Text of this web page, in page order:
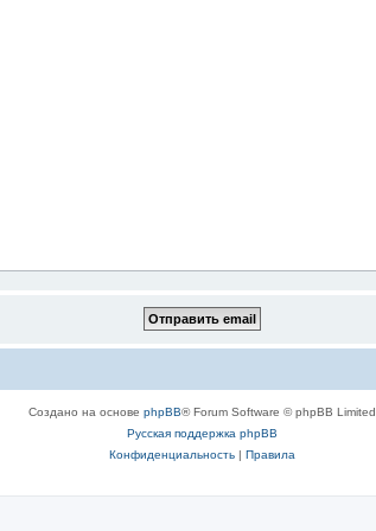
Создано на основе phpBB® Forum Software © phpBB Limited
Русская поддержка phpBB
Конфиденциальность| Правила